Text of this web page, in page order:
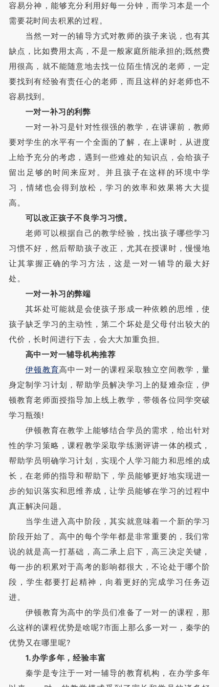
容易分神，能够充分利用好每一分钟，而学习本是一个
需要花时间去积累的过程。
当然一对一的辅导方式对教师的孩子来说，也有其
缺点，比如费用太高，不是一般家庭所能承担的;既然费
用很高，就不能随意地去找一位陌生情况的老师，一定
要找到有经验有责任心的老师，而且这样的好老师也不
容易找到。
一对一补习的利弊
一对一补习是针对性很强的教学，在讲课前，教师
要对学生的水平有一个全面的了解，在上课时，从进度
上给予充分的考虑，遇到一些难处的知识点，会给孩子
留出足够的时间来应对。并且孩子在这样的环境中学
习，情绪也会得到放松，学习的效率和效果将大大提
高。
可以改正孩子不良学习习惯。
老师可以根据自己的教学经验，找出孩子哪些学习
习惯不好，然后帮助孩子改正，尤其在授课时，慢慢地
让其掌握正确的学习方法，这是一对一辅导的最大好
处。
一对一补习的弊端
其坏处可能就是会使孩子形成一种依赖的思维，使
孩子缺乏学习的主动性，第二个坏处是父母付出较大的
代价，长时间进行下去，会大大加重负担。
高中一对一辅导机构推荐
伊顿教育高中一对一的课程采取独立空间教学，量
身定制学习计划，帮助学员解决学习上的疑难杂症，伊
顿教育老师面授指导加上线上教学，带领各位同学突破
学习瓶颈!
伊顿教育在教学上能够结合学员的需求，给出针对
性的学习策略，课程教学采取学练测评讲一体的模式，
帮助学员明确学习计划，实现个人学习能力和思维的成
长，在老师的指导和帮助下，学员能够更好地实现进一
步的知识落实和思维养成，让学员能够在学习的过程中
真正解决问题。
当学生进入高中阶段，其实就意味着一个新的学习
阶段开始了。高中的每个学年都是非常重要的，我们常
说的就是高一打基础，高二承上启下，高三决定关键，
每一步的积累对于高考的影响都很大，不论处于哪个阶
段，学生都要打起精神，向着更好的完成学习任务迈
进。
伊顿教育为高中的学员们准备了一对一的课程，那
么这样的课程优势是啥呢?市面上那么多一对一，秦学的
优势又在哪里呢?
1.办学多年，经验丰富
秦学是专注于一对一辅导的教育机构，在办学多年